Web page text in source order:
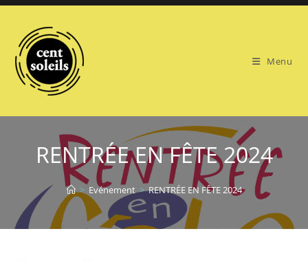
Skip
content
Menu
RENTRÉE EN FÊTE 2024
> Evénement > RENTRÉE EN FÊTE 2024